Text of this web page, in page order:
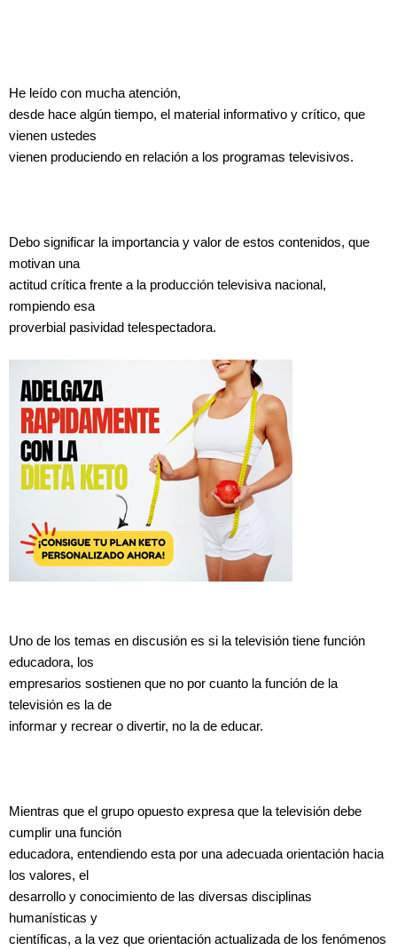
He leído con mucha atención,
desde hace algún tiempo, el material informativo y crítico, que
vienen ustedes
vienen produciendo en relación a los programas televisivos.
Debo significar la importancia y valor de estos contenidos, que
motivan una
actitud crítica frente a la producción televisiva nacional,
rompiendo esa
proverbial pasividad telespectadora.
Uno de los temas en discusión es si la televisión tiene función
educadora, los
empresarios sostienen que no por cuanto la función de la
televisión es la de
informar y recrear o divertir, no la de educar.
Mientras que el grupo opuesto expresa que la televisión debe
cumplir una función
educadora, entendiendo esta por una adecuada orientación hacia
los valores, el
desarrollo y conocimiento de las diversas disciplinas
humanísticas y
científicas, a la vez que orientación actualizada de los fenómenos